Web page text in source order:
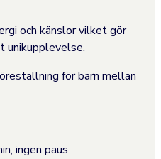
och känslor vilket gör
unikupplevelse.
för barn mellan
ingen paus